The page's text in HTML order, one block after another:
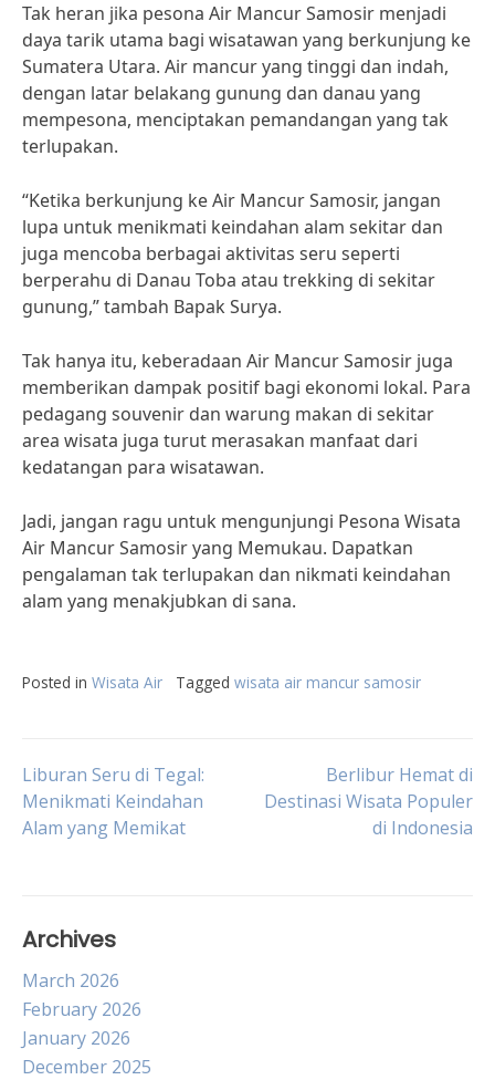
Tak heran jika pesona Air Mancur Samosir menjadi
daya tarik utama bagi wisatawan yang berkunjung ke
Sumatera Utara. Air mancur yang tinggi dan indah,
dengan latar belakang gunung dan danau yang
mempesona, menciptakan pemandangan yang tak
terlupakan.
“Ketika berkunjung ke Air Mancur Samosir, jangan
lupa untuk menikmati keindahan alam sekitar dan
juga mencoba berbagai aktivitas seru seperti
berperahu di Danau Toba atau trekking di sekitar
gunung,” tambah Bapak Surya.
Tak hanya itu, keberadaan Air Mancur Samosir juga
memberikan dampak positif bagi ekonomi lokal. Para
pedagang souvenir dan warung makan di sekitar
area wisata juga turut merasakan manfaat dari
kedatangan para wisatawan.
Jadi, jangan ragu untuk mengunjungi Pesona Wisata
Air Mancur Samosir yang Memukau. Dapatkan
pengalaman tak terlupakan dan nikmati keindahan
alam yang menakjubkan di sana.
Posted in Wisata Air Tagged wisata air mancur samosir
Post
navigation
Liburan Seru di Tegal:
Menikmati Keindahan
Alam yang Memikat
Berlibur Hemat di
Destinasi Wisata Populer
di Indonesia
Archives
March 2026
February 2026
January 2026
December 2025